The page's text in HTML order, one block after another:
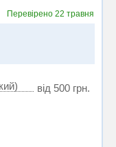
Перевірено22 травня
від 500 грн.